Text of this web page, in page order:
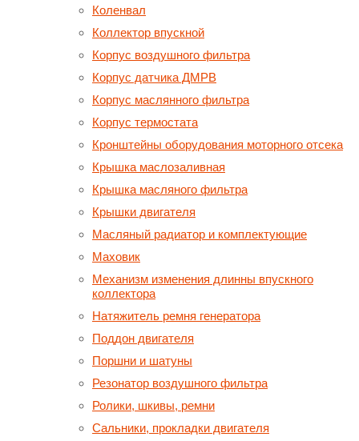
Коленвал
Коллектор впускной
Корпус воздушного фильтра
Корпус датчика ДМРВ
Корпус маслянного фильтра
Корпус термостата
Кронштейны оборудования моторного отсека
Крышка маслозаливная
Крышка масляного фильтра
Крышки двигателя
Масляный радиатор и комплектующие
Маховик
Механизм изменения длинны впускного
коллектора
Натяжитель ремня генератора
Поддон двигателя
Поршни и шатуны
Резонатор воздушного фильтра
Ролики, шкивы, ремни
Сальники, прокладки двигателя